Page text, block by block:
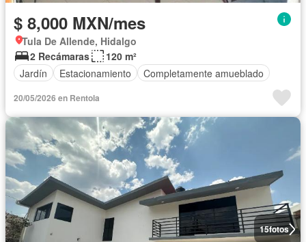
$ 8,000 MXN/mes
Tula De Allende, Hidalgo
2 Recámaras
120 m²
Jardín
Estacionamiento Completamente amueblado
20/05/2026 en Rentola
15fotos